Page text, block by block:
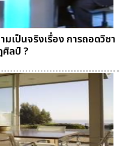
เป็นจริงเรื่อง การถอดวิชา
ศิลป์ ?